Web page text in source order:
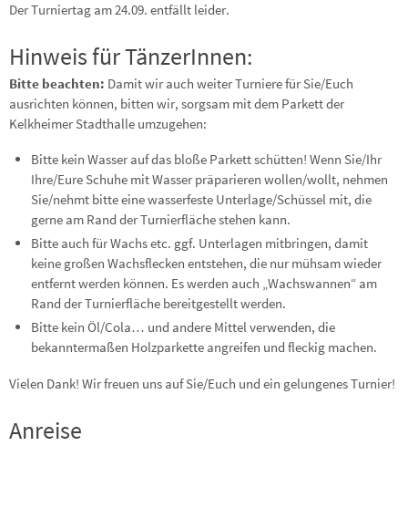
Der Turniertag am 24.09. entfällt leider.
Hinweis für TänzerInnen:
Bitte beachten: Damit wir auch weiter Turniere für Sie/Euch
ausrichten können, bitten wir, sorgsam mit dem Parkett der
Kelkheimer Stadthalle umzugehen:
Bitte kein Wasser auf das bloße Parkett schütten! Wenn Sie/Ihr
Ihre/Eure Schuhe mit Wasser präparieren wollen/wollt, nehmen
Sie/nehmt bitte eine wasserfeste Unterlage/Schüssel mit, die
gerne am Rand der Turnierfläche stehen kann.
Bitte auch für Wachs etc. ggf. Unterlagen mitbringen, damit
keine großen Wachsflecken entstehen, die nur mühsam wieder
entfernt werden können. Es werden auch „Wachswannen“ am
Rand der Turnierfläche bereitgestellt werden.
Bitte kein Öl/Cola… und andere Mittel verwenden, die
bekanntermaßen Holzparkette angreifen und fleckig machen.
Vielen Dank! Wir freuen uns auf Sie/Euch und ein gelungenes Turnier!
Anreise